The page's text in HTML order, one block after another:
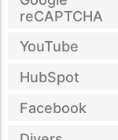
reCAPTCHA
YouTube
HubSpot
Facebook